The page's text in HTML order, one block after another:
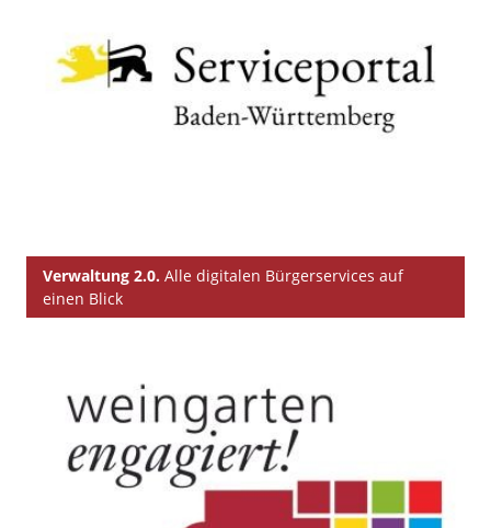
Verwaltung 2.0. Alle digitalen Bürgerservices auf
einen Blick